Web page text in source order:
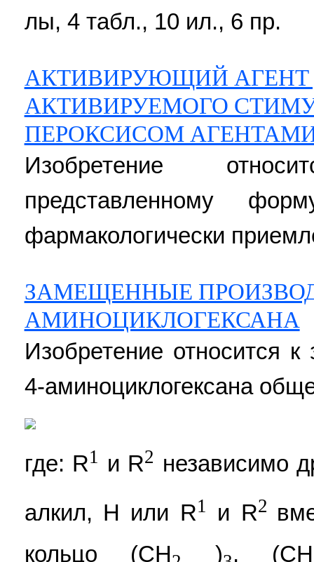
лы, 4 табл., 10 ил., 6 пр.
АКТИВИРУЮЩИЙ АГЕНТ
АКТИВИРУЕМОГО
ПЕРОКСИСОМ
Изобретение
представленному
фармакологически
ЗАМЕЩЕННЫЕ
АМИНОЦИКЛОГЕКСАНА
Изобретение относится
4-аминоциклогексана
где: R1 и R2 независимо
алкил, Н или R1 и R2
кольцо (СH
) , (СН